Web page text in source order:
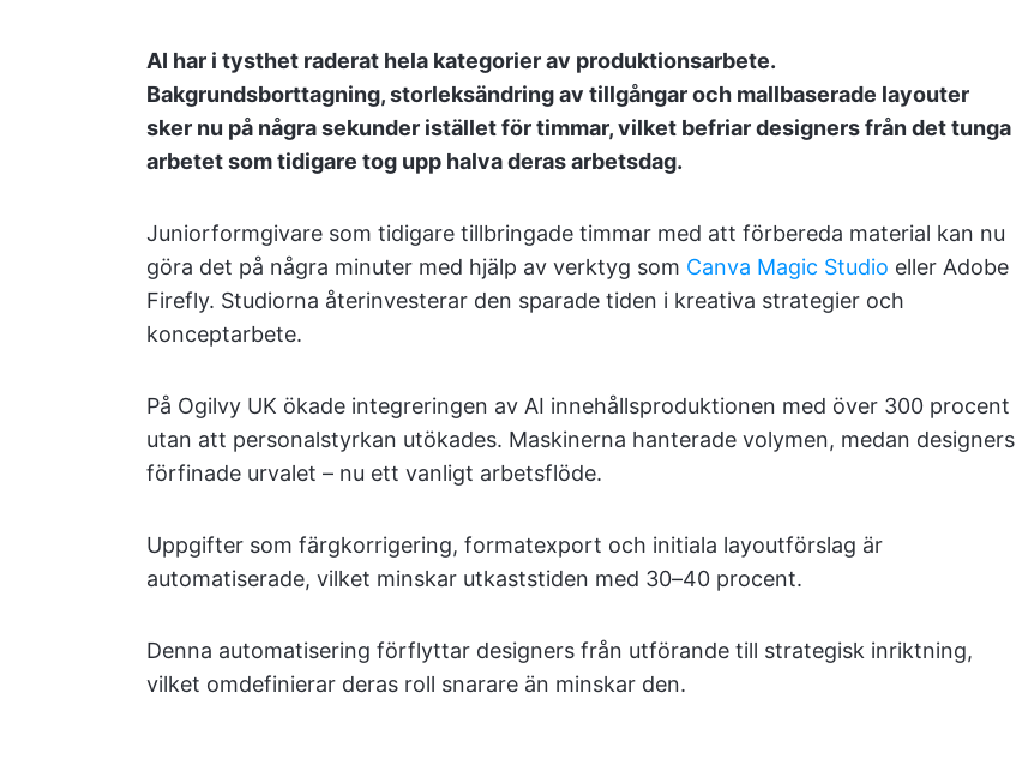
AI har i tysthet raderat hela kategorier av produktionsarbete.
Bakgrundsborttagning, storleksändring av tillgångar och mallbaserade layouter
sker nu på några sekunder istället för timmar, vilket befriar designers från det tunga
arbetet som tidigare tog upp halva deras arbetsdag.
Juniorformgivare som tidigare tillbringade timmar med att förbereda material kan nu
göra det på några minuter med hjälp av verktyg som Canva Magic Studio eller Adobe
Firefly. Studiorna återinvesterar den sparade tiden i kreativa strategier och
konceptarbete.
På Ogilvy UK ökade integreringen av AI innehållsproduktionen med över 300 procent
utan att personalstyrkan utökades. Maskinerna hanterade volymen, medan designers
förfinade urvalet – nu ett vanligt arbetsflöde.
Uppgifter som färgkorrigering, formatexport och initiala layoutförslag är
automatiserade, vilket minskar utkaststiden med 30–40 procent.
Denna automatisering förflyttar designers från utförande till strategisk inriktning,
vilket omdefinierar deras roll snarare än minskar den.